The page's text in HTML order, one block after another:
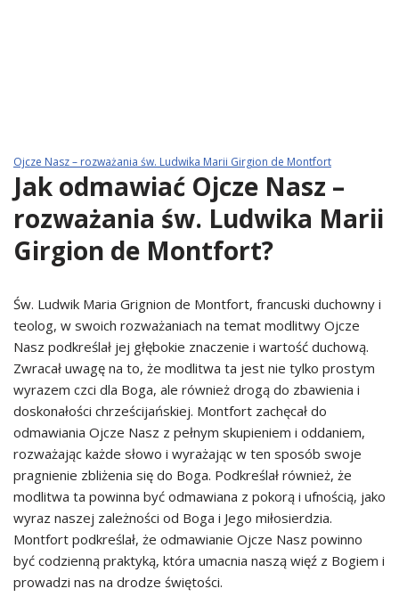
Ojcze Nasz – rozważania św. Ludwika Marii Girgion de Montfort
Jak odmawiać Ojcze Nasz –
rozważania św. Ludwika Marii
Girgion de Montfort?
Św. Ludwik Maria Grignion de Montfort, francuski duchowny i
teolog, w swoich rozważaniach na temat modlitwy Ojcze
Nasz podkreślał jej głębokie znaczenie i wartość duchową.
Zwracał uwagę na to, że modlitwa ta jest nie tylko prostym
wyrazem czci dla Boga, ale również drogą do zbawienia i
doskonałości chrześcijańskiej. Montfort zachęcał do
odmawiania Ojcze Nasz z pełnym skupieniem i oddaniem,
rozważając każde słowo i wyrażając w ten sposób swoje
pragnienie zbliżenia się do Boga. Podkreślał również, że
modlitwa ta powinna być odmawiana z pokorą i ufnością, jako
wyraz naszej zależności od Boga i Jego miłosierdzia.
Montfort podkreślał, że odmawianie Ojcze Nasz powinno
być codzienną praktyką, która umacnia naszą więź z Bogiem i
prowadzi nas na drodze świętości.